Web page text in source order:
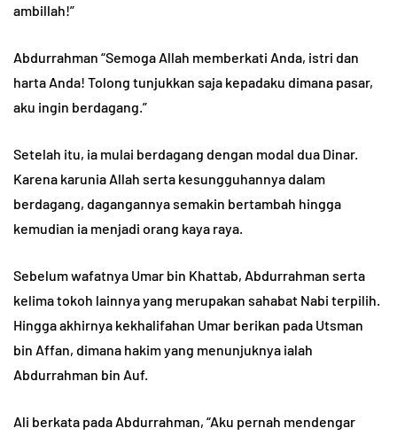
ambillah!”
Abdurrahman “Semoga Allah memberkati Anda, istri dan
harta Anda! Tolong tunjukkan saja kepadaku dimana pasar,
aku ingin berdagang.”
Setelah itu, ia mulai berdagang dengan modal dua Dinar.
Karena karunia Allah serta kesungguhannya dalam
berdagang, dagangannya semakin bertambah hingga
kemudian ia menjadi orang kaya raya.
Sebelum wafatnya Umar bin Khattab, Abdurrahman serta
kelima tokoh lainnya yang merupakan sahabat Nabi terpilih.
Hingga akhirnya kekhalifahan Umar berikan pada Utsman
bin Affan, dimana hakim yang menunjuknya ialah
Abdurrahman bin Auf.
Ali berkata pada Abdurrahman, “Aku pernah mendengar